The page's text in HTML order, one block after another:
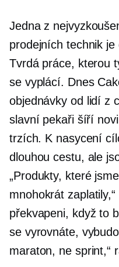
Jedna z
prodejních technik
Tvrdá práce, kterou
se vyplácí. Dnes
objednávky od lidí z
slavní pekaři šíří
trzích. K nasycení
dlouhou cestu, ale
„Produkty, které
mnohokrát
překvapeni, když to
se vyrovnáte,
maraton, ne sprint,“